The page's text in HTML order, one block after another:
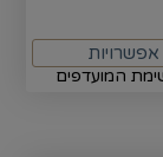
המועדפים